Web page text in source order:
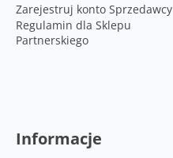
Zarejestruj konto Sprzedawcy
Regulamin dla Sklepu
Partnerskiego
Informacje